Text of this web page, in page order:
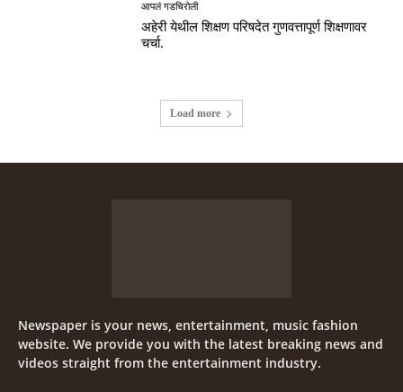
आपलं गडचिरोली
अहेरी येथील शिक्षण परिषदेत गुणवत्तापूर्ण शिक्षणावर
चर्चा.
Load more
Newspaper is your news, entertainment, music fashion
website. We provide you with the latest breaking news and
videos straight from the entertainment industry.